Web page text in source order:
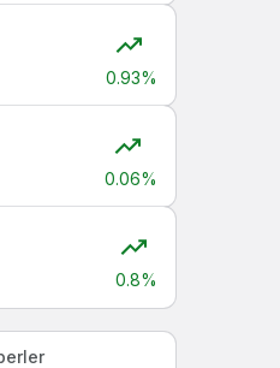
0.93%
0.06%
0.8%